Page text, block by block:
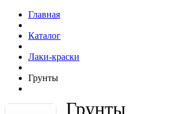
Главная
Каталог
Лаки-краски
Грунты
Грунты